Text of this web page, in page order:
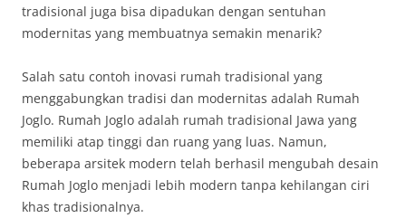
tradisional juga bisa dipadukan dengan sentuhan
modernitas yang membuatnya semakin menarik?
Salah satu contoh inovasi rumah tradisional yang
menggabungkan tradisi dan modernitas adalah Rumah
Joglo. Rumah Joglo adalah rumah tradisional Jawa yang
memiliki atap tinggi dan ruang yang luas. Namun,
beberapa arsitek modern telah berhasil mengubah desain
Rumah Joglo menjadi lebih modern tanpa kehilangan ciri
khas tradisionalnya.